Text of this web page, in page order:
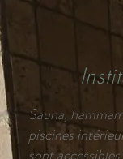
Sauna,
piscines